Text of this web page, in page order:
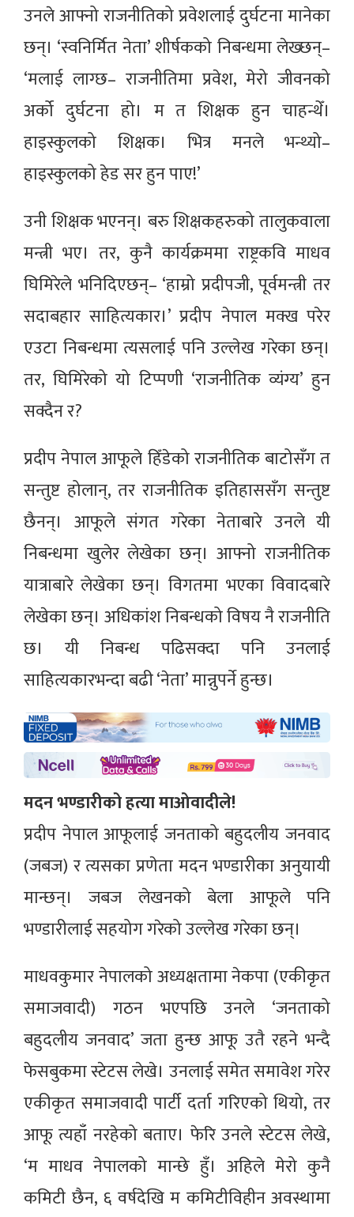
उनले आफ्नो राजनीतिको प्रवेशलाई दुर्घटना मानेका
छन्। ‘स्वनिर्मित नेता’ शीर्षकको निबन्धमा लेख्छन्–
‘मलाई लाग्छ– राजनीतिमा प्रवेश, मेरो जीवनको
अर्को दुर्घटना हो। म त शिक्षक हुन चाहन्थेँ।
हाइस्कुलको शिक्षक। भित्र मनले भन्थ्यो–
हाइस्कुलको हेड सर हुन पाए!’
उनी शिक्षक भएनन्। बरु शिक्षकहरुको तालुकवाला
मन्त्री भए। तर, कुनै कार्यक्रममा राष्ट्रकवि माधव
घिमिरेले भनिदिएछन्– ‘हाम्रो प्रदीपजी, पूर्वमन्त्री तर
सदाबहार साहित्यकार।’ प्रदीप नेपाल मक्ख परेर
एउटा निबन्धमा त्यसलाई पनि उल्लेख गरेका छन्।
तर, घिमिरेको यो टिप्पणी ‘राजनीतिक व्यंग्य’ हुन
सक्दैन र?
प्रदीप नेपाल आफूले हिँडेको राजनीतिक बाटोसँग त
सन्तुष्ट होलान्, तर राजनीतिक इतिहाससँग सन्तुष्ट
छैनन्। आफूले संगत गरेका नेताबारे उनले यी
निबन्धमा खुलेर लेखेका छन्। आफ्नो राजनीतिक
यात्राबारे लेखेका छन्। विगतमा भएका विवादबारे
लेखेका छन्। अधिकांश निबन्धको विषय नै राजनीति
छ। यी निबन्ध पढिसक्दा पनि उनलाई
साहित्यकारभन्दा बढी ‘नेता’ मान्नुपर्ने हुन्छ।
मदन भण्डारीको हत्या माओवादीले!
प्रदीप नेपाल आफूलाई जनताको बहुदलीय जनवाद
(जबज) र त्यसका प्रणेता मदन भण्डारीका अनुयायी
मान्छन्। जबज लेखनको बेला आफूले पनि
भण्डारीलाई सहयोग गरेको उल्लेख गरेका छन्।
माधवकुमार नेपालको अध्यक्षतामा नेकपा (एकीकृत
समाजवादी) गठन भएपछि उनले ‘जनताको
बहुदलीय जनवाद’ जता हुन्छ आफू उतै रहने भन्दै
फेसबुकमा स्टेटस लेखे। उनलाई समेत समावेश गरेर
एकीकृत समाजवादी पार्टी दर्ता गरिएको थियो, तर
आफू त्यहाँ नरहेको बताए। फेरि उनले स्टेटस लेखे,
‘म माधव नेपालको मान्छे हुँ। अहिले मेरो कुनै
कमिटी छैन, ६ वर्षदेखि म कमिटीविहीन अवस्थामा